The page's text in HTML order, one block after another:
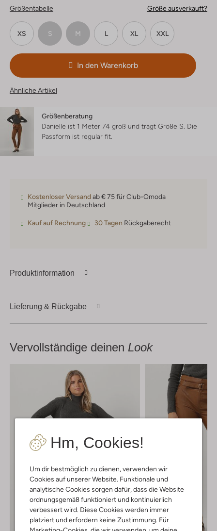
Hm, Cookies!
Um dir bestmöglich zu dienen, verwenden wir
Cookies auf unserer Website. Funktionale und
analytische Cookies sorgen dafür, dass die Website
ordnungsgemäß funktioniert und kontinuierlich
verbessert wird. Diese Cookies werden immer
platziert und erfordern keine Zustimmung. Für
Größentabelle Größe ausverkauft?
XS S M L XL XXL
In den Warenkorb
Ähnliche Artikel
Größenberatung
Danielle ist 1 Meter 74 groß und trägt Größe S. Die
Passform ist regular fit
Kostenloser Versandab € 75 für Club-Omoda
Mitglieder in Deutschland
Kauf auf Rechnung 30 Tagen Rückgaberecht
Produktinformation
Lieferung & Rückgabe
Vervollständige deinen Look